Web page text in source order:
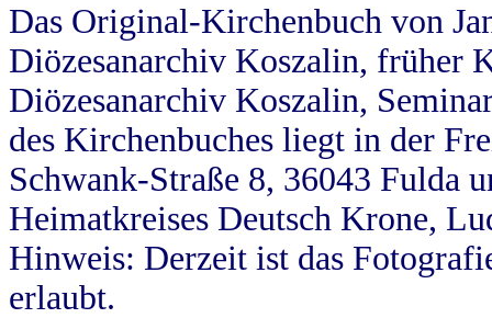
Das Original-Kirchenbuch von
Diözesanarchiv Koszalin, früher
Diözesanarchiv Koszalin,
des Kirchenbuches liegt in der
Schwank-Straße 8, 36043 Fulda
Heimatkreises Deutsch Krone,
Hinweis: Derzeit ist das
erlaubt.